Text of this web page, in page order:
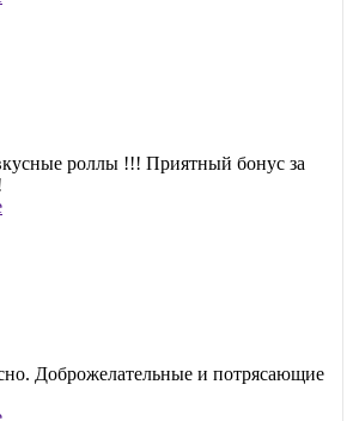
роллы !!! Приятный бонус за
Доброжелательные и потрясающие